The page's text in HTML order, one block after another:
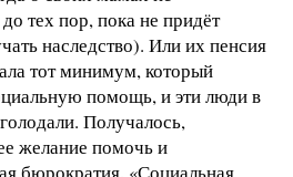
тех пор, пока не придёт
наследство). Или их пенсия
тот минимум, который
помощь, и эти люди в
Получалось,
желание помочь и